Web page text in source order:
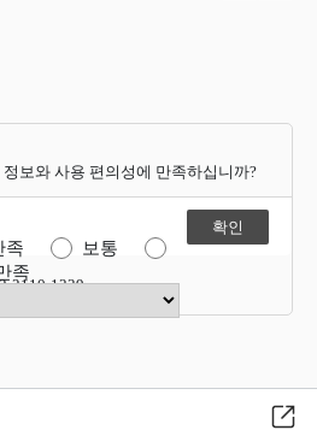
보와 사용 편의성에 만족하십니까?
족
보통
족
2110-1339